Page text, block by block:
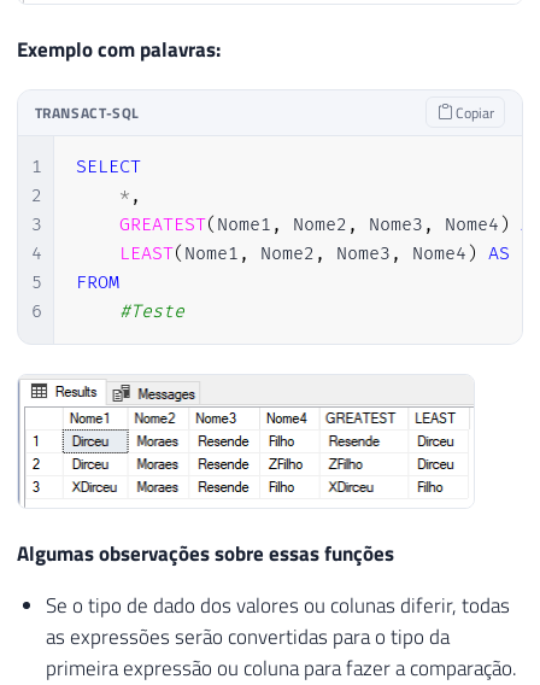
Exemplo com palavras:
TRANSACT-SQL Copiar
1
2
3
4
5
6
SELECT
* ,
GREATEST( Nome1 , Nome2 , Nome3 , Nome4 )
LEAST( Nome1 , Nome2 , Nome3 , Nome4 ) AS
FROM
#Teste
Algumas observações sobre essas funções
Se o tipo de dado dos valores ou colunas diferir, todas
as expressões serão convertidas para o tipo da
primeira expressão ou coluna para fazer a comparação.